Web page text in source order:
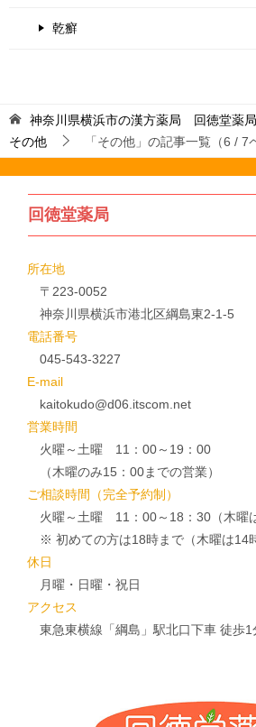
乾癬
神奈川県横浜市の漢方薬局 回徳堂薬局
その他
「その他」の記事一覧（6 / 7
回徳堂薬局
所在地
〒223-0052
神奈川県横浜市港北区綱島東2-1-5
電話番号
045-543-3227
E-mail
kaitokudo@d06.itscom.net
営業時間
火曜～土曜 11：00～19：00
（木曜のみ15：00までの営業）
ご相談時間（完全予約制）
火曜～土曜 11：00～18：30（木曜
※ 初めての方は18時まで（木曜は14
休日
月曜・日曜・祝日
アクセス
東急東横線「綱島」駅北口下車 徒歩1